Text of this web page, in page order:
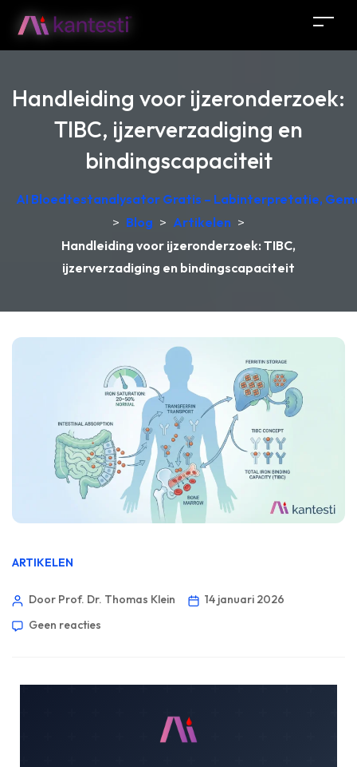
Handleiding voor ijzeronderzoek:
TIBC, ijzerverzadiging en
bindingscapaciteit
AI Bloedtestanalysator Gratis – Labinterpretatie,
> Blog > Artikelen >
Handleiding voor ijzeronderzoek: TIBC,
ijzerverzadiging en bindingscapaciteit
ARTIKELEN
Door Prof. Dr. Thomas Klein
14 januari 2026
Geen reacties